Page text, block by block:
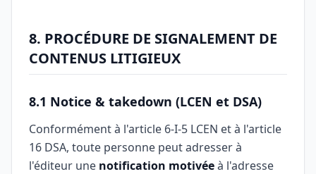
8. PROCÉDURE DE SIGNALEMENT DE
CONTENUS LITIGIEUX
8.1 Notice & takedown (LCEN et DSA)
Conformément à l'article 6-I-5 LCEN et à l'article
16 DSA, toute personne peut adresser à
l'éditeur une notification motivéeà l'adresse